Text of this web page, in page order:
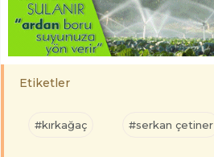
Etiketler
#kırkağaç #serkan çetiner